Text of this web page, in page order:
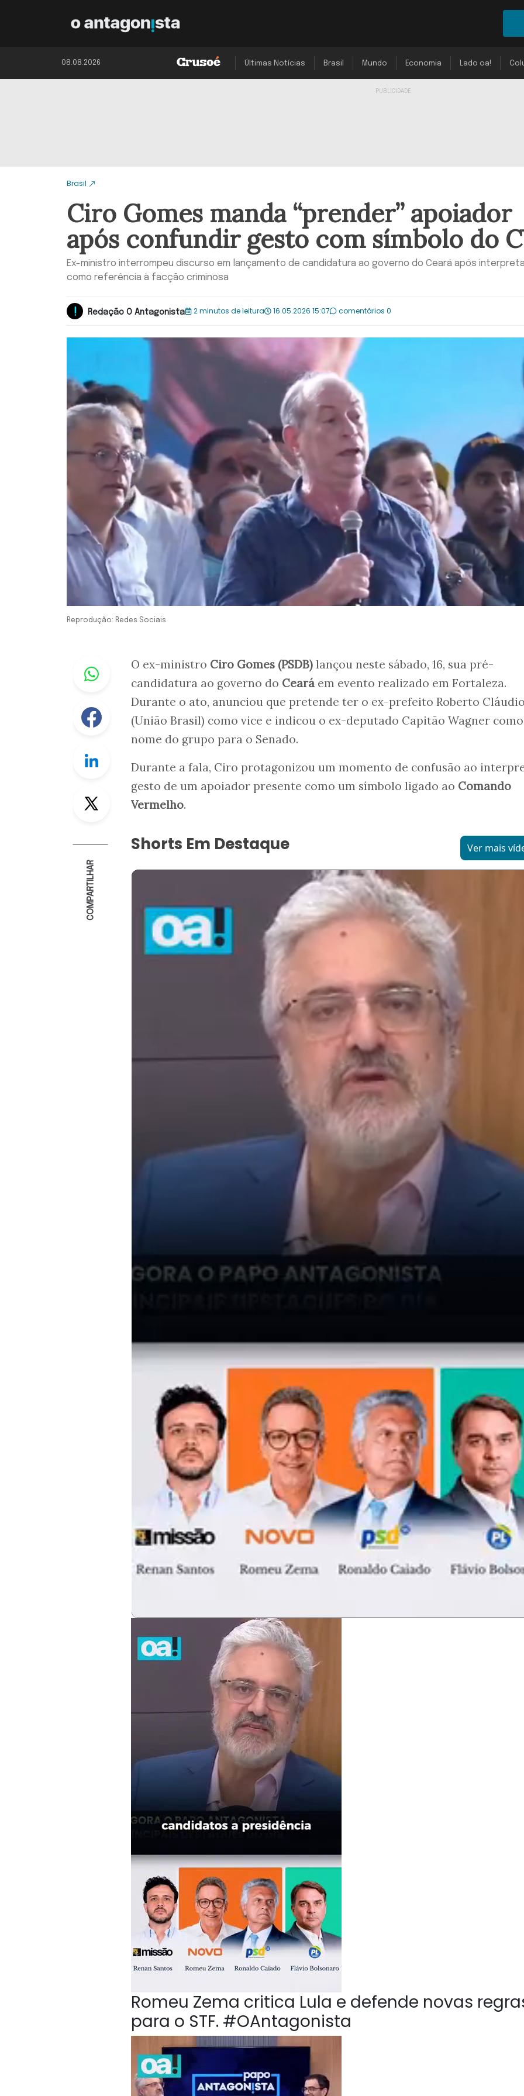
08.08.2026 Últimas Notícias Brasil Mundo Economia Lado oa!
Brasil
Ciro Gomes manda “prender” apoiador
após confundir gesto com símbolo do
Ex-ministro interrompeu discurso em lançamento de candidatura ao governo do Ceará após
como referência à facção criminosa
Redação O Antagonista 2 minutos de leitura 16.05.2026 15:07 comentários 0
Reprodução: Redes Sociais
Whastapp
Facebook
Twitter
COMPARTILHAR
O ex-ministro Ciro Gomes (PSDB) lançou neste sábado, 16, sua pré-
candidatura ao governo do Ceará em evento realizado em Fortaleza.
Durante o ato, anunciou que pretende ter o ex-prefeito Roberto
(União Brasil) como vice e indicou o ex-deputado Capitão Wagner como
nome do grupo para o Senado.
Durante a fala, Ciro protagonizou um momento de confusão ao
gesto de um apoiador presente como um símbolo ligado ao Comando
Vermelho.
Shorts Em Destaque Ver mais
Romeu Zema critica Lula e defende novas
para o STF. #OAntagonista